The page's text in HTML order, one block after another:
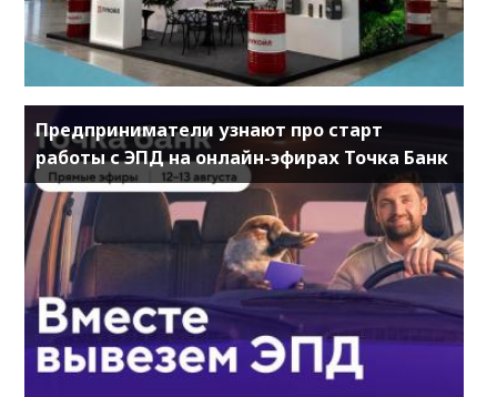
Предприниматели узнают про старт
работы с ЭПД на онлайн-эфирах Точка Банк